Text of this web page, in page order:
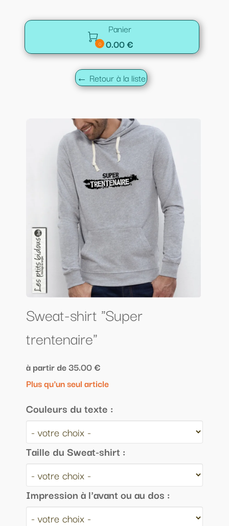

0
Panier
0.00 €
← Retour à la liste
Sweat-shirt "Super
trentenaire"
à partir de 35.00 €
Plus qu'un seul article
Couleurs du texte :
Taille du Sweat-shirt :
Impression à l'avant ou au dos :